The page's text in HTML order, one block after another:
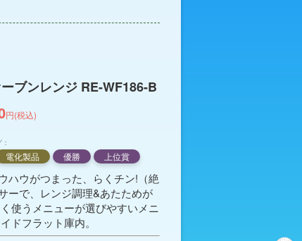
ブンレンジ RE-WF186-B
円(税込)
電化製品 優勝 上位賞
ハウがつまった、らくチン!（絶
ーで、レンジ調理&あたためが
使うメニューが選びやすいメニ
ドフラット庫内。